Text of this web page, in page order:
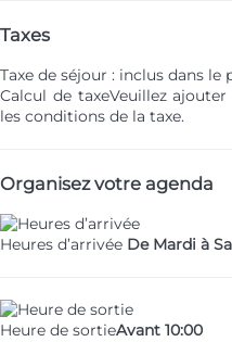
Taxes
Taxe de séjour : inclus dans le
Calcul de taxeVeuillez
les conditions de la taxe.
Organisez votre agenda
Heures d’arrivée De Mardi à
Heure de sortieAvant 10:00